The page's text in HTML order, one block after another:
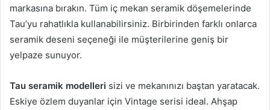
markasına bırakın. Tüm iç mekan seramik döşemelerinde
Tau’yu rahatlıkla kullanabilirsiniz. Birbirinden farklı onlarca
seramik deseni seçeneği ile müşterilerine geniş bir
yelpaze sunuyor.
Tau seramik modelleri sizi ve mekanınızı baştan yaratacak.
Eskiye özlem duyanlar için Vintage serisi ideal. Ahşap